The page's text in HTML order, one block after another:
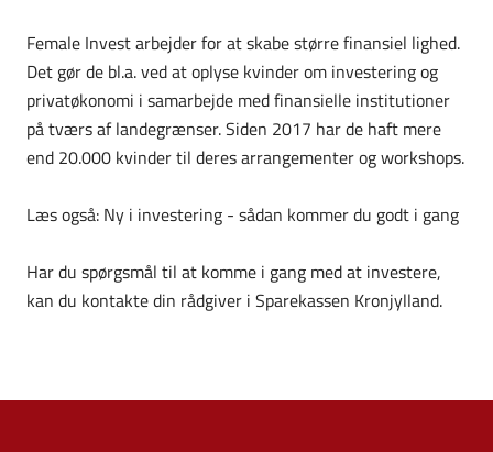
Female Invest arbejder for at skabe større finansiel lighed.
Det gør de bl.a. ved at oplyse kvinder om investering og
privatøkonomi i samarbejde med finansielle institutioner
på tværs af landegrænser. Siden 2017 har de haft mere
end 20.000 kvinder til deres arrangementer og workshops.
Læs også: Ny i investering - sådan kommer du godt i gang
Har du spørgsmål til at komme i gang med at investere,
kan du kontakte din rådgiver i Sparekassen Kronjylland.